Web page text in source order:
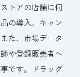
トアの店舗に伺
の導入、キャン
た、市場データ
や登録販売者へ
です。ドラッグ